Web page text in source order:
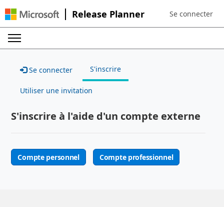
Release Planner Sign in to your
Se connecter
Se connecter S'inscrire
Utiliser une invitation
S'inscrire à l'aide d'un compte externe
Compte personnel Compte professionnel